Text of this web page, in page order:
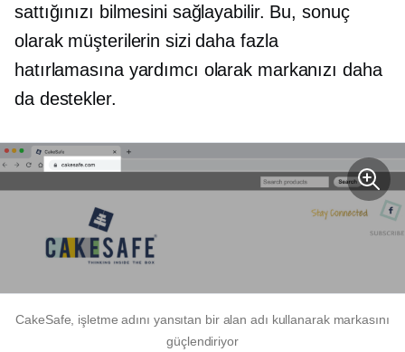
sattığınızı bilmesini sağlayabilir. Bu, sonuç
olarak müşterilerin sizi daha fazla
hatırlamasına yardımcı olarak markanızı daha
da destekler.
CakeSafe, işletme adını yansıtan bir alan adı kullanarak markasını
güçlendiriyor